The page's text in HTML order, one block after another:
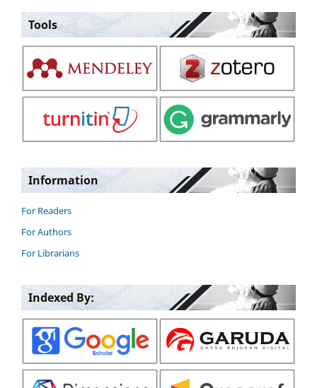
Tools
Information
For Readers
For Authors
For Librarians
Indexed By: